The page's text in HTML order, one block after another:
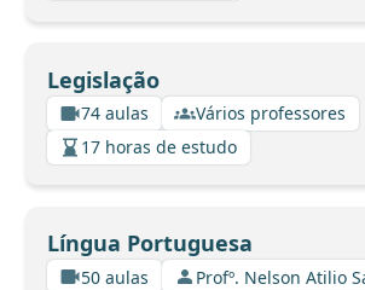
Legislação
74 aulas
Vários professores
17 horas de estudo
Língua Portuguesa
50 aulas
Profº. Nelson Atilio